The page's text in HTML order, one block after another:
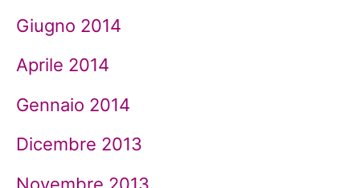
Giugno 2014
Aprile 2014
Gennaio 2014
Dicembre 2013
Novembre 2013